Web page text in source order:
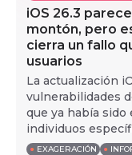
iOS 26.3
montón, pero
cierra un fallo
usuarios
La actualización
vulnerabilidades
que ya había sido
individuos
● EXAGERACIÓN ●